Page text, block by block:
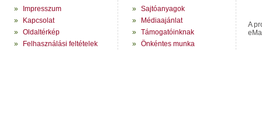
»
Impresszum
»
Kapcsolat
» Oldaltérkép
»
Felhasználási feltételek
» Sajtóanyagok
»
Médiaajánlat
» Támogatóinknak
» Önkéntes munka
A